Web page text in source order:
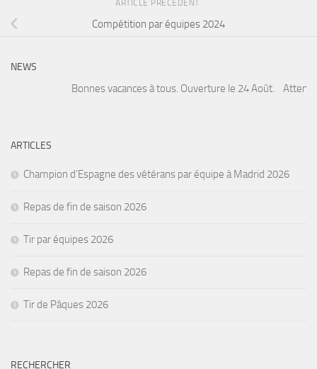
ARTICLE PRÉCÉDENT
Compétition par équipes 2024
NEWS
Bonnes vacances à tous. Ouverture le 24 Août.
ARTICLES
Champion d’Espagne des vétérans par équipe à Madrid 2026
Repas de fin de saison 2026
Tir par équipes 2026
Repas de fin de saison 2026
Tir de Pâques 2026
RECHERCHER